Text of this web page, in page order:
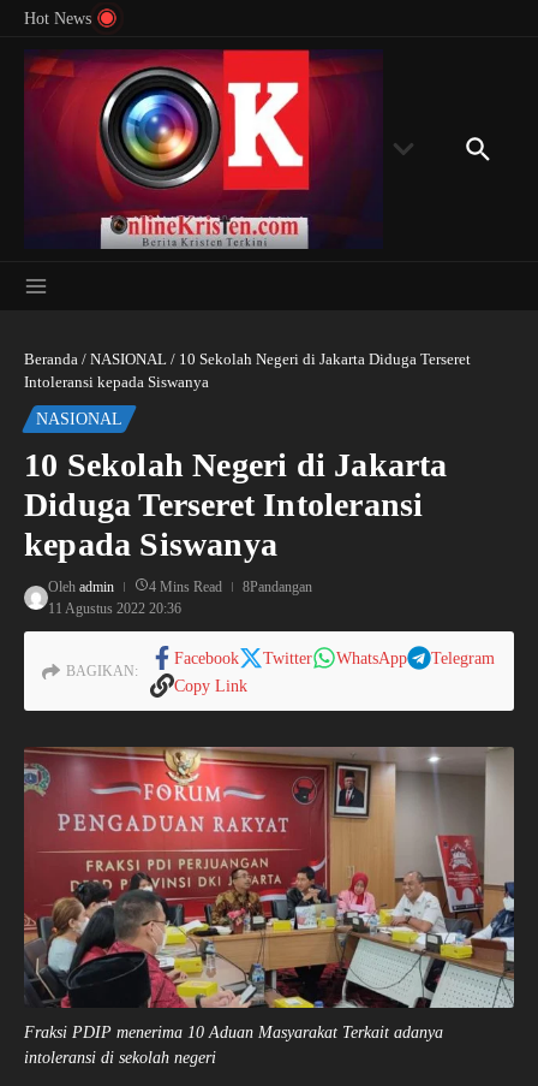
Lewati ke konten
Hot News
Beranda / NASIONAL / 10 Sekolah Negeri di Jakarta Diduga Terseret
Intoleransi kepada Siswanya
NASIONAL
10 Sekolah Negeri di Jakarta
Diduga Terseret Intoleransi
kepada Siswanya
Oleh admin 4 Mins Read
8Pandangan
11 Agustus 2022 20:36
BAGIKAN:
Facebook Twitter WhatsApp
Telegram
Copy Link
Fraksi PDIP menerima 10 Aduan Masyarakat Terkait adanya
intoleransi di sekolah negeri